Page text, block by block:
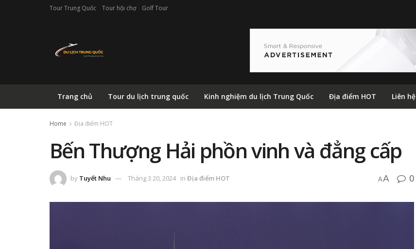
Tour Trung Quốc Tour hội chợ Golf Tour
Trang chủ Tour du lịch trung quốc Kinh nghiệm du lịch Trung Quốc Địa điểm HOT Liên hệ
Home Địa điểm HOT
Bến Thượng Hải phồn vinh và đẳng cấp
by Tuyết Nhu Tháng 3 20, 2024 in Địa điểm HOT AA 0